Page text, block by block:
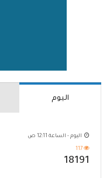
اليوم
اليوم - الساعة 12:11 ص
117
18191